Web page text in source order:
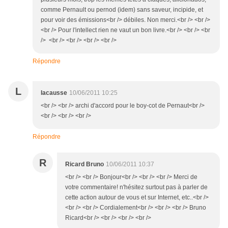
comme Pernault ou pernod (idem) sans saveur, incipide, et
pour voir des émissions<br /> débiles. Non merci.<br /> <br />
<br /> Pour l'intellect rien ne vaut un bon livre.<br /> <br /> <br
/> <br /> <br /> <br /> <br />
Répondre
L lacausse 10/06/2011 10:25
<br /> <br /> archi d'accord pour le boy-cot de Pernaut<br />
<br /> <br /> <br />
Répondre
R Ricard Bruno 10/06/2011 10:37
<br /> <br /> Bonjour<br /> <br /> <br /> Merci de
votre commentaire! n'hésitez surtout pas à parler de
cette action autour de vous et sur Internet, etc..<br />
<br /> <br /> Cordialement<br /> <br /> <br /> Bruno
Ricard<br /> <br /> <br /> <br />